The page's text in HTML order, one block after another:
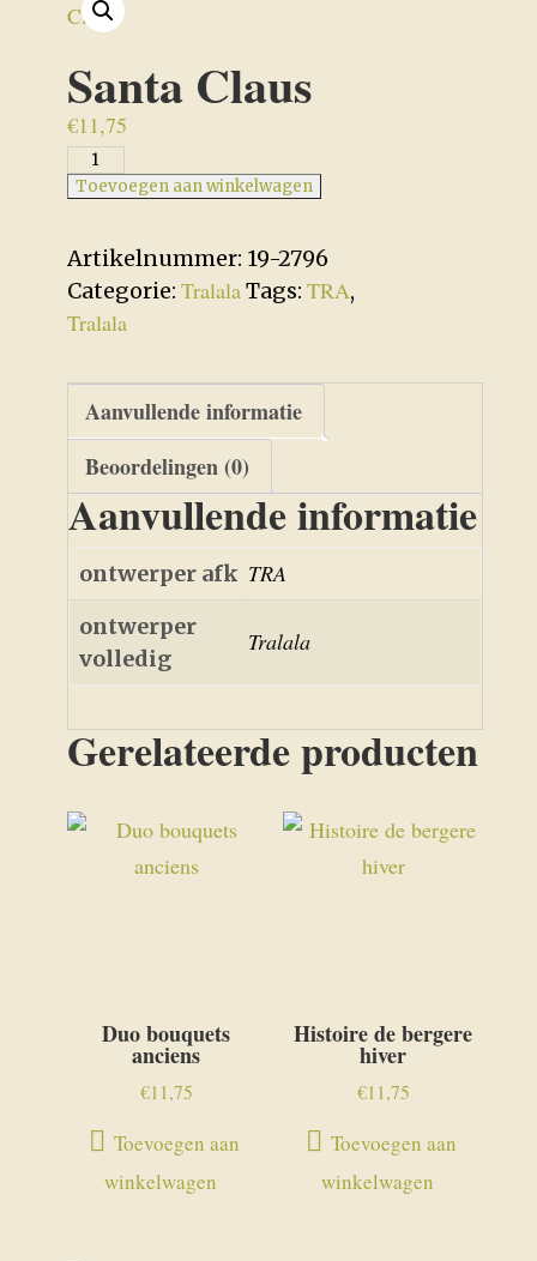
Santa Claus
€11,75
Santa
Claus
Toevoegen aan winkelwagen
Artikelnummer: 19-2796
Categorie: TralalaTags: TRA,
Tralala
Aanvullende informatie
Beoordelingen (0)
Aanvullende informatie
ontwerper afk TRA
ontwerper
volledig
Tralala
Gerelateerde producten
Duo bouquets
anciens
€11,75
Toevoegen aan
winkelwagen
Histoire de bergere
hiver
€11,75
Toevoegen aan
winkelwagen